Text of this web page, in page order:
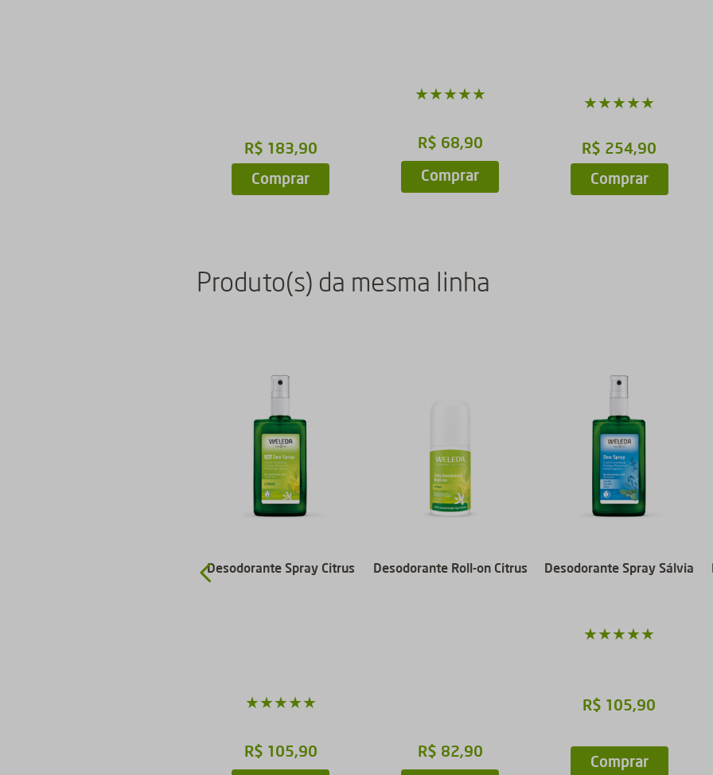
R$ 183,90
Comprar
★★★★★
R$ 68,90
Comprar
★★★★★
R$ 254,90
Comprar
Produto(s) da mesma linha
Desodorante Spray Citrus
★★★★★
R$ 105,90
Desodorante Roll-on Citrus
R$ 82,90
Desodorante Spray Sálvia
★★★★★
R$ 105,90
Comprar